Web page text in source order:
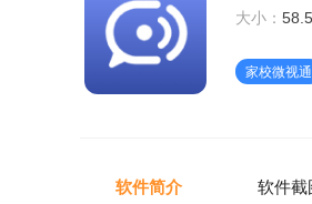
科领域
拥有庞
大小：
家校微视通
软件简介 软件截